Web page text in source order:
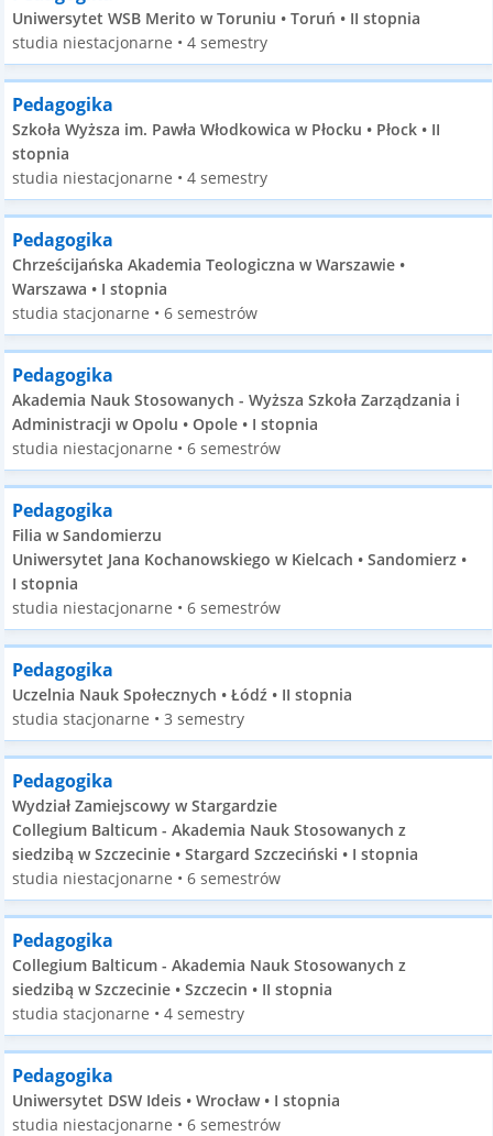
Uniwersytet WSB Merito w Toruniu • Toruń • II stopnia
studia niestacjonarne • 4 semestry
Pedagogika
Szkoła Wyższa im. Pawła Włodkowica w Płocku • Płock • II
stopnia
studia niestacjonarne • 4 semestry
Pedagogika
Chrześcijańska Akademia Teologiczna w Warszawie •
Warszawa • I stopnia
studia stacjonarne • 6 semestrów
Pedagogika
Akademia Nauk Stosowanych - Wyższa Szkoła Zarządzania i
Administracji w Opolu • Opole • I stopnia
studia niestacjonarne • 6 semestrów
Pedagogika
Filia w Sandomierzu
Uniwersytet Jana Kochanowskiego w Kielcach • Sandomierz •
I stopnia
studia niestacjonarne • 6 semestrów
Pedagogika
Uczelnia Nauk Społecznych • Łódź • II stopnia
studia stacjonarne • 3 semestry
Pedagogika
Wydział Zamiejscowy w Stargardzie
Collegium Balticum - Akademia Nauk Stosowanych z
siedzibą w Szczecinie • Stargard Szczeciński • I stopnia
studia niestacjonarne • 6 semestrów
Pedagogika
Collegium Balticum - Akademia Nauk Stosowanych z
siedzibą w Szczecinie • Szczecin • II stopnia
studia stacjonarne • 4 semestry
Pedagogika
Uniwersytet DSW Ideis • Wrocław • I stopnia
studia niestacjonarne • 6 semestrów